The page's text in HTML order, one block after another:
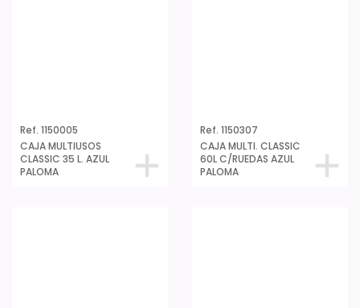
Ref. 1150005
CAJA MULTIUSOS
CLASSIC 35 L. AZUL
PALOMA
Ref. 1150307
CAJA MULTI. CLASSIC
60L C/RUEDAS AZUL
PALOMA